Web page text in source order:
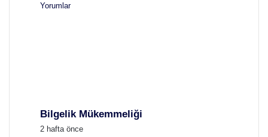
Yorumlar
Bilgelik Mükemmeliği
2 hafta önce